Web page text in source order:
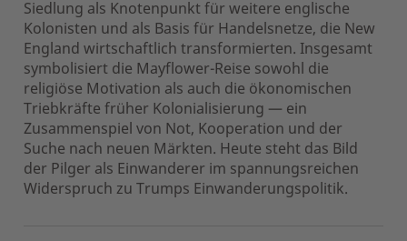
Siedlung als Knotenpunkt für weitere englische
Kolonisten und als Basis für Handelsnetze, die New
England wirtschaftlich transformierten. Insgesamt
symbolisiert die Mayflower-Reise sowohl die
religiöse Motivation als auch die ökonomischen
Triebkräfte früher Kolonialisierung — ein
Zusammenspiel von Not, Kooperation und der
Suche nach neuen Märkten. Heute steht das Bild
der Pilger als Einwanderer im spannungsreichen
Widerspruch zu Trumps Einwanderungspolitik.